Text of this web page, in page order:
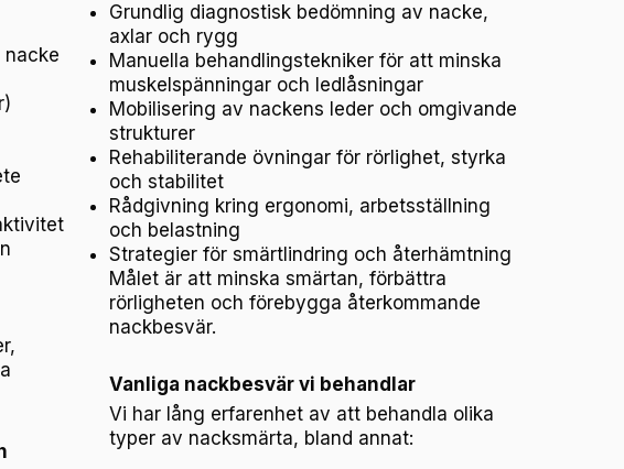
nacke
Grundlig diagnostisk bedömning av nacke,
axlar och rygg
Manuella behandlingstekniker för att minska
muskelspänningar och ledlåsningar
Mobilisering av nackens leder och omgivande
strukturer
Rehabiliterande övningar för rörlighet, styrka
och stabilitet
Rådgivning kring ergonomi, arbetsställning
och belastning
Strategier för smärtlindring och återhämtning
Målet är att minska smärtan, förbättra
rörligheten och förebygga återkommande
nackbesvär.
Vanliga nackbesvär vi behandlar
Vi har lång erfarenhet av att behandla olika
typer av nacksmärta, bland annat: